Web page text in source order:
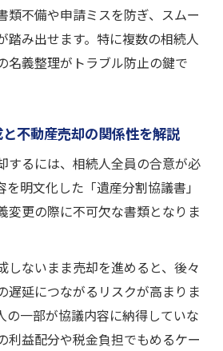
類不備や申請ミスを防ぎ、スムー
踏み出せます。特に複数の相続人
名義整理がトラブル防止の鍵で
不動産売却の関係性を解説
するには、相続人全員の合意が必
を明文化した「遺産分割協議書」
変更の際に不可欠な書類となりま
しないまま売却を進めると、後々
遅延につながるリスクが高まりま
の一部が協議内容に納得していな
利益配分や税金負担でもめるケー